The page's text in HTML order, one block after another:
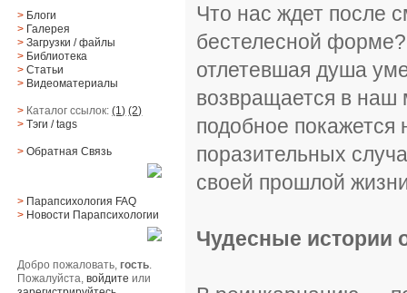
> Блоги
> Галерея
> Загрузки/файлы
> Библиотека
> Статьи
> Видеоматериалы
> Каталог ссылок:(1) (2)
> Тэги/ tags
> Обратная Cвязь
> Парапсихология FAQ
> Новости Парапсихологии
Добро пожаловать,гость.
Пожалуйста,войдите или
Что нас ждет после
бестелесной
отлетевшая душа
возвращается в наш
подобное
поразительных
своей прошлой
Чудесные истории